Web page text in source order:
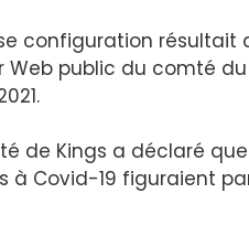
configuration résultait
public du comté du
de Kings a déclaré
Covid-19 figuraient